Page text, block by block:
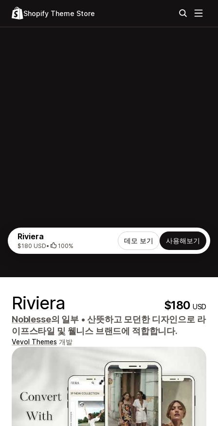
Shopify Theme Store
Riviera
$180 USD• 100%
데모 보기 사용해보기
Riviera $180USD
Noblesse의 일부 • 산뜻하고 모던한 디자인으로 라
이프스타일 및 웰니스 브랜드에 적합합니다.
Vevol Themes 개발